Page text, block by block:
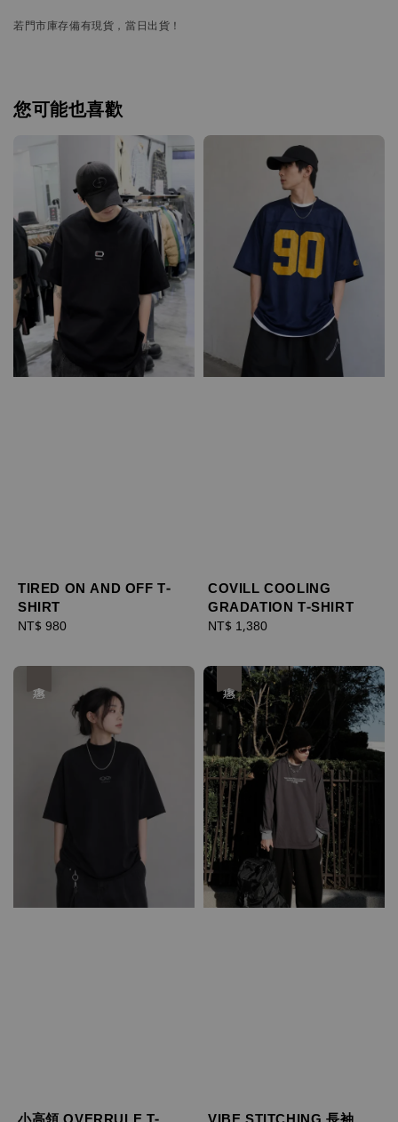
若門市庫存備有現貨，當日出貨！
您可能也喜歡
TIRED ON AND OFF T-
SHIRT
Regular
NT$ 980
COVILL COOLING
GRADATION T-SHIRT
Regular
NT$ 1,380